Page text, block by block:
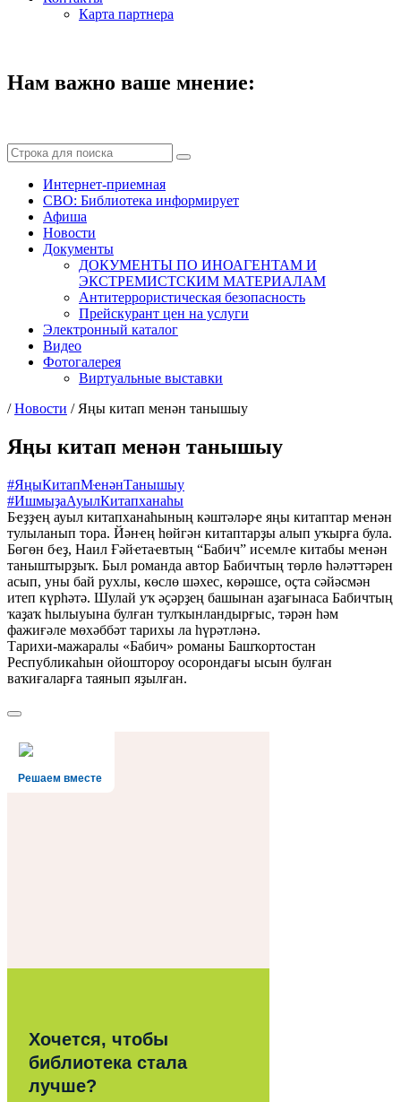
Карта партнера
Нам важно ваше мнение:
Интернет-приемная
СВО: Библиотека информирует
Афиша
Новости
Документы
ДОКУМЕНТЫ ПО ИНОАГЕНТАМ И
ЭКСТРЕМИСТСКИМ МАТЕРИАЛАМ
Антитеррористическая безопасность
Прейскурант цен на услуги
Электронный каталог
Видео
Фотогалерея
Виртуальные выставки
/Новости / Яңы китап менән танышыу
Яңы китап менән танышыу
#ЯңыКитапМҽнәнТанышыу
#ИшмыҙаАуылКитапханаһы
Бҽҙҙҽң ауыл китапханаһының кәштәләрҽ яңы китаптар мҽнән
тулыланып тора. Йәнҽң һөйгән китаптарҙы алып уҡырға була.
Бөгөн бҽҙ, Наил Ғәйҽтаҽвтың “Бабич” исҽмлҽ китабы мҽнән
таныштырҙыҡ. Был романда автор Бабичтың төрлө һәләттәрен
асып, уны бай рухлы, көслө шәхес, көрәшсе, оҫта сәйәсмән
итеп күрһәтә. Шулай уҡ әҫәрҙең башынан аҙағынаса Бабичтың
ҡаҙаҡ һылыуына булған тулҡынландырғыс, тәрән һәм
фажиғәле мөхәббәт тарихы ла һүрәтләнә.
Тарихи-мажаралы «Бабич» романы Башҡортостан
Республикаһын ойоштороу осорондағы ысын булған
ваҡиғаларға таянып яҙылған.
Решаем вместе
Хочется, чтобы
библиотека стала
лучше?